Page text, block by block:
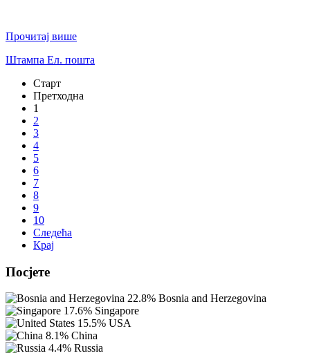
Прочитај више
Штампа Ел. пошта
Старт
Претходна
1
2
3
4
5
6
7
8
9
10
Следећа
Крај
Посјете
22.8% Bosnia and Herzegovina
17.6% Singapore
15.5% USA
8.1% China
4.4% Russia